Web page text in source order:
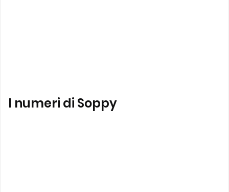
I numeri di Soppy